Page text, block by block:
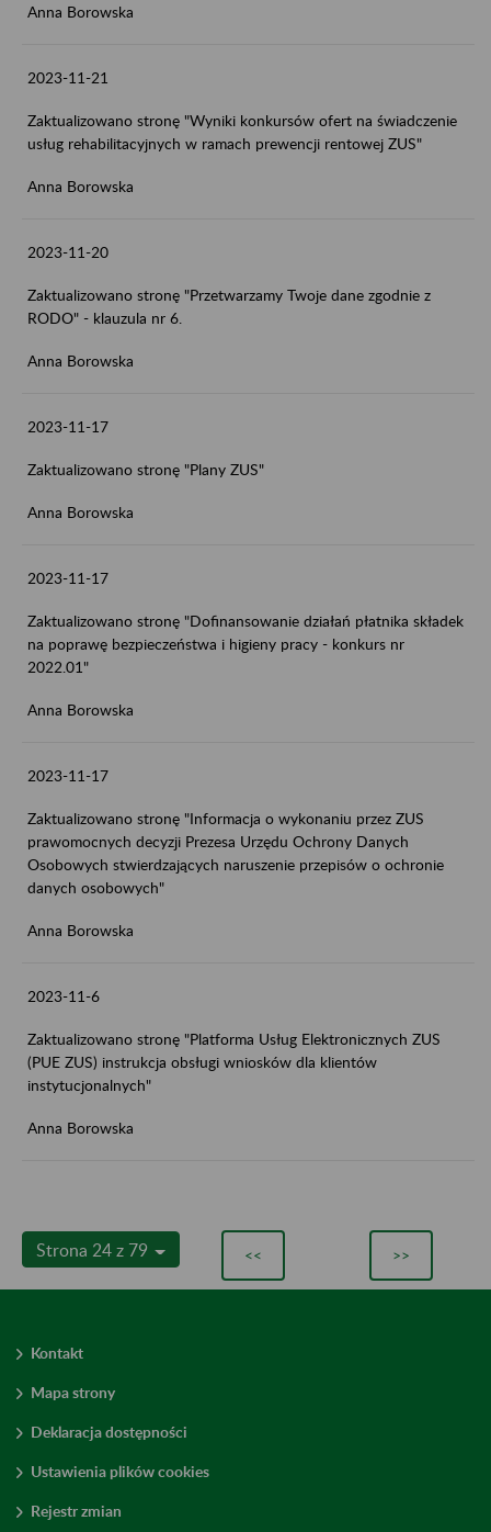
Anna Borowska
2023-11-21
Zaktualizowano stronę "Wyniki konkursów ofert na świadczenie
usług rehabilitacyjnych w ramach prewencji rentowej ZUS"
Anna Borowska
2023-11-20
Zaktualizowano stronę "Przetwarzamy Twoje dane zgodnie z
RODO" - klauzula nr 6.
Anna Borowska
2023-11-17
Zaktualizowano stronę "Plany ZUS"
Anna Borowska
2023-11-17
Zaktualizowano stronę "Dofinansowanie działań płatnika składek
na poprawę bezpieczeństwa i higieny pracy - konkurs nr
2022.01"
Anna Borowska
2023-11-17
Zaktualizowano stronę "Informacja o wykonaniu przez ZUS
prawomocnych decyzji Prezesa Urzędu Ochrony Danych
Osobowych stwierdzających naruszenie przepisów o ochronie
danych osobowych"
Anna Borowska
2023-11-6
Zaktualizowano stronę "Platforma Usług Elektronicznych ZUS
(PUE ZUS) instrukcja obsługi wniosków dla klientów
instytucjonalnych"
Anna Borowska
Strona 24 z 79 << >>
Kontakt
Mapa strony
Deklaracja dostępności
Ustawienia plików cookies
Rejestr zmian